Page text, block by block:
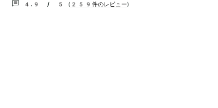
4.9 / 5 ( 259件のレビュー)